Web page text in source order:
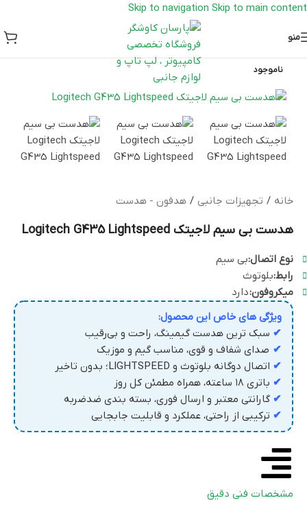
Skip to navigation Skip to main content
منو
ناموجود
خانه / تجهیزات جانبی / هدفون - هدست
هدست بی سیم لاجیتک Logitech G435 Lightspeed
نوع اتصال:بی سیم
رابط:بلوتوث
میکروفون:دارد
ویژگی های خاص این محصول:
✔ سبک ترین هدست گیمینگ، راحت و بی‌رقیب
✔ صدای شفاف و قوی، مناسب گیم و موزیک
✔ اتصال دوگانه بلوتوث و LIGHTSPEED؛ بدون تاخیر
✔ باتری ۱۸ ساعته، همراه مطمئن کل روز
✔ گارانتی معتبر و ارسال فوری، بسته بندی ضدضربه
✔ ترکیبی از راحتی، عملکرد و قابلیت جابجایی
مشخصات فنی دقیق